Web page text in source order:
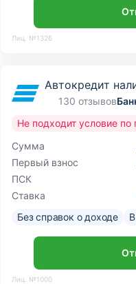
Лиц. №1326
Автокредит
130 отзывов
Сумма
Первый взнос
ПСК
Ставка
Не подходит условие
Без справок о доходе
Лиц. №1000